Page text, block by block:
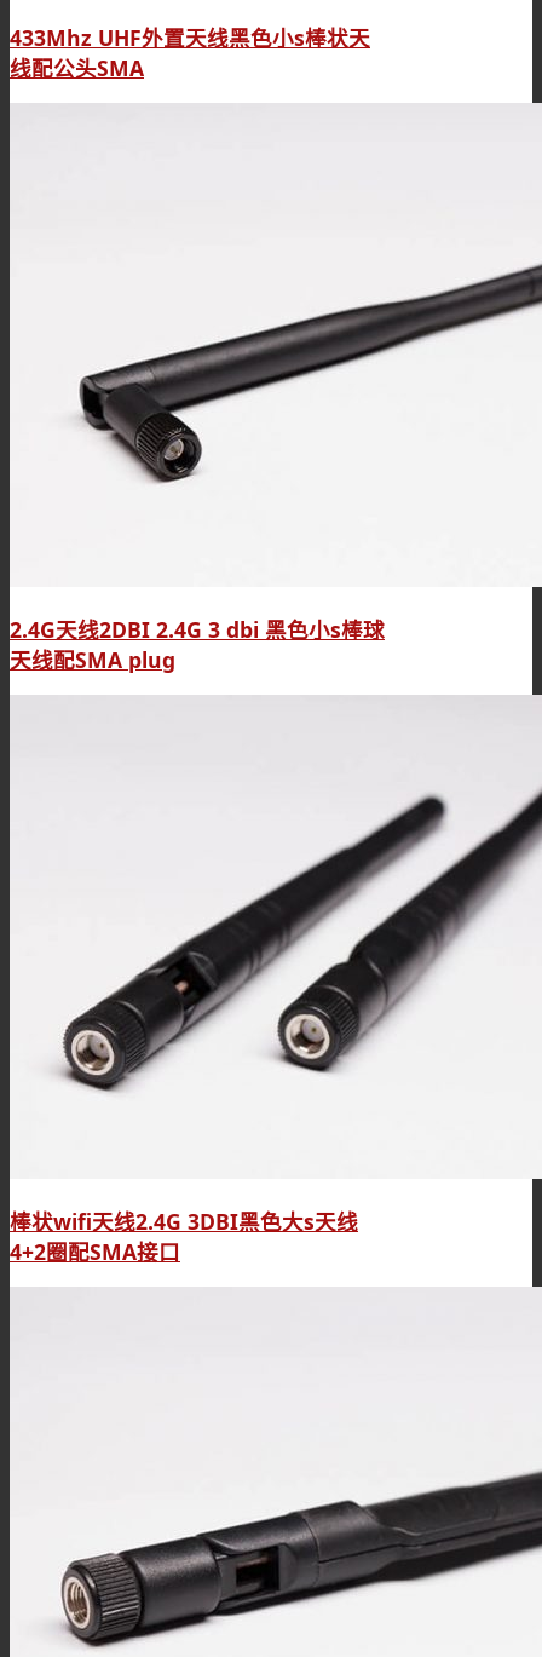
433Mhz UHF外置天线黑色小s棒状天
线配公头SMA
2.4G天线2DBI 2.4G 3 dbi 黑色小s棒球
天线配SMA plug
棒状wifi天线2.4G 3DBI黑色大s天线
4+2圈配SMA接口